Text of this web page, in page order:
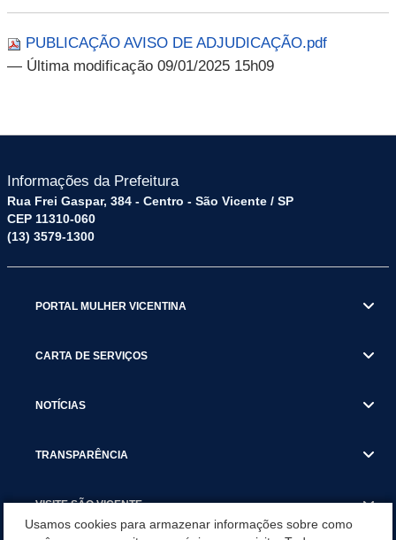
PUBLICAÇÃO AVISO DE ADJUDICAÇÃO.pdf
— Última modificação 09/01/2025 15h09
Informações da Prefeitura
Rua Frei Gaspar, 384 - Centro - São Vicente / SP
CEP 11310-060
(13) 3579-1300
PORTAL MULHER VICENTINA
CARTA DE SERVIÇOS
NOTÍCIAS
TRANSPARÊNCIA
VISITE SÃO VICENTE
Usamos cookies para armazenar informações sobre como